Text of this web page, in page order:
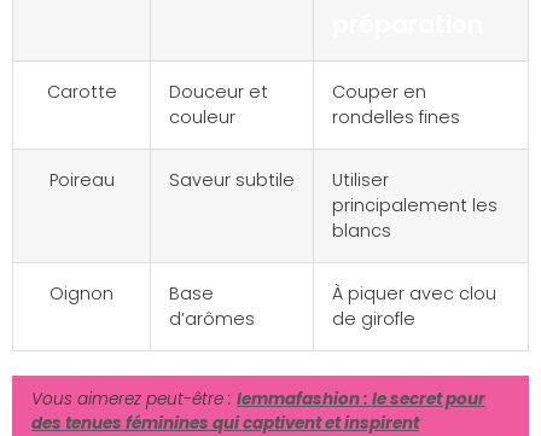
Carotte
Douceur et
couleur
Couper en
rondelles fines
Poireau Saveur subtile
Utiliser
principalement les
blancs
Oignon
Base
d’arômes
À piquer avec clou
de girofle
Vous aimerez peut-être : Iemmafashion : le secret pour
des tenues féminines qui captivent et inspirent